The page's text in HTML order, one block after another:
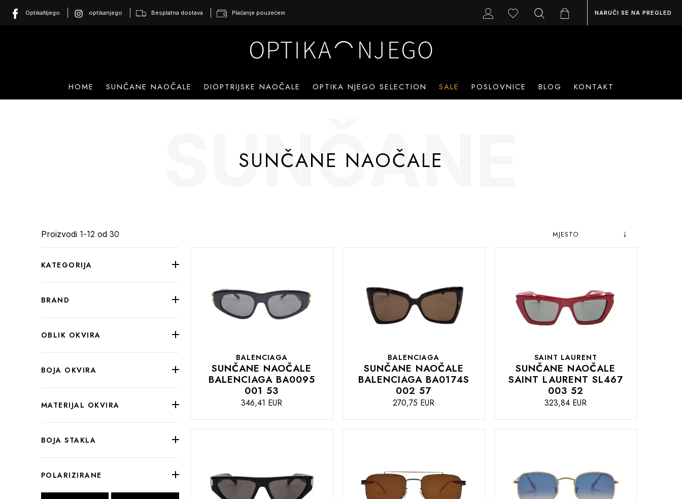
OptikaNjego optikanjego Besplatna dostava Plaćanje pouzećem NARUČI SE NA PREGLED
HOME SUNČANE NAOČALE DIOPTRIJSKE NAOČALE OPTIKA NJEGO SELECTION SALE POSLOVNICE BLOG KONTAKT
SUNČANE
SUNČANE NAOČALE
Proizvodi 1-12 od 30 Sortiraj
BALENCIAGA
SUNČANE NAOČALE
BALENCIAGA BA0095
001 53
346,41 EUR
DODAJTE
BALENCIAGA
SUNČANE NAOČALE
BALENCIAGA BA0174S
002 57
270,75 EUR
DODAJTE
SAINT LAURENT
SUNČANE NAOČALE
SAINT LAURENT SL467
003 52
323,84 EUR
DODAJTE
KATEGORIJA
BRAND
OBLIK OKVIRA
BOJA OKVIRA
MATERIJAL OKVIRA
BOJA STAKLA
POLARIZIRANE